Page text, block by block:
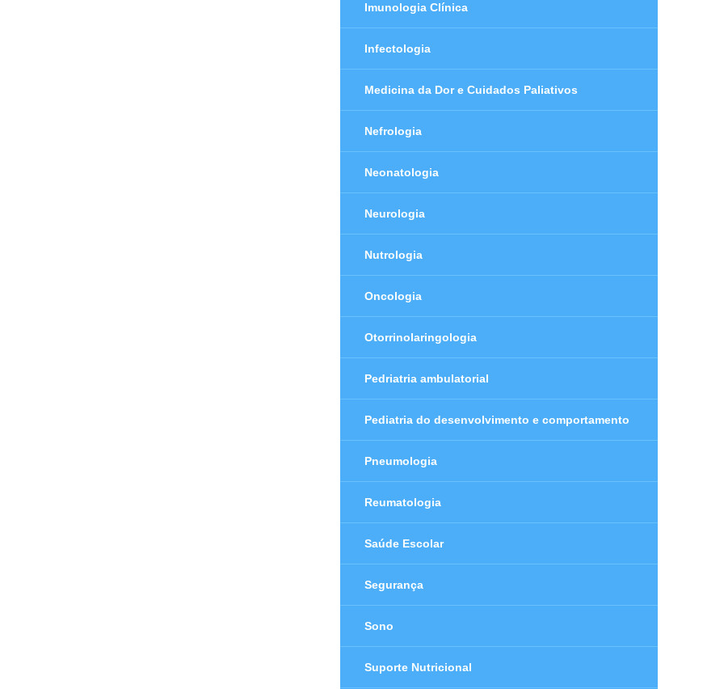
Imunologia Clínica
Infectologia
Medicina da Dor e Cuidados Paliativos
Nefrologia
Neonatologia
Neurologia
Nutrologia
Oncologia
Otorrinolaringologia
Pedriatria ambulatorial
Pediatria do desenvolvimento e comportamento
Pneumologia
Reumatologia
Saúde Escolar
Segurança
Sono
Suporte Nutricional